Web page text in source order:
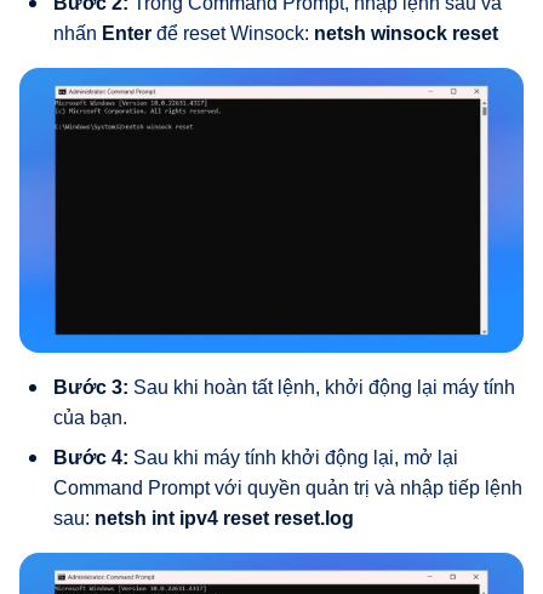
nhấn Enter để reset Winsock: netsh winsock reset
Bước 3: Sau khi hoàn tất lệnh, khởi động lại máy tính
của bạn.
Bước 4: Sau khi máy tính khởi động lại, mở lại
Command Prompt với quyền quản trị và nhập tiếp lệnh
sau: netsh int ipv4 reset reset.log